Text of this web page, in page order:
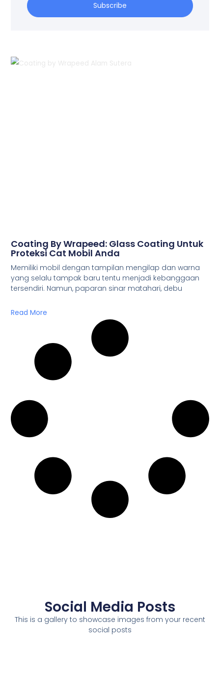
Subscribe
Coating By Wrapeed: Glass Coating Untuk
Proteksi Cat Mobil Anda
Memiliki mobil dengan tampilan mengilap dan warna
yang selalu tampak baru tentu menjadi kebanggaan
tersendiri. Namun, paparan sinar matahari, debu
Read More
Social Media Posts
This is a gallery to showcase images from your recent
social posts